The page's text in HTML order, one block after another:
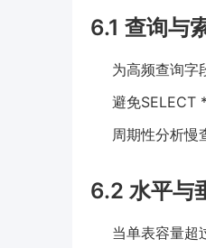
6.1 查询与
为高频查询字
避免SELECT
周期性分析慢
6.2 水平与
当单表容量超